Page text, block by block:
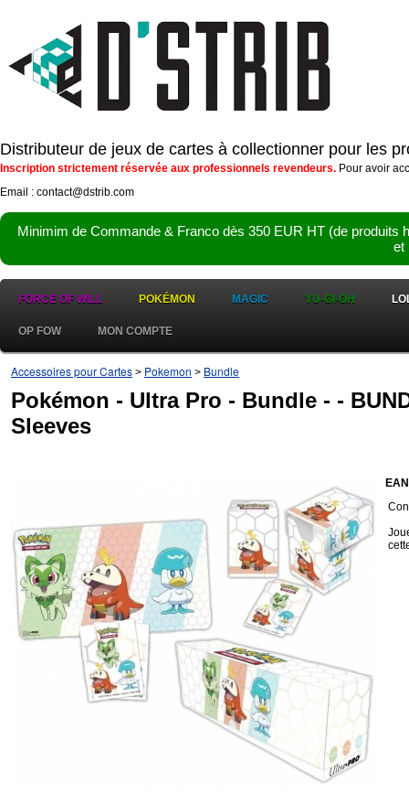
Distributeur de jeux de cartes à collectionner pour les
Inscription strictement réservée aux professionnels revendeurs. Pour avoir
Email : contact@dstrib.com
Minimim de Commande & Franco dès 350 EUR HT (de
et
FORCE OF WILL POKÉMON MAGIC YU-GI-OH
OP FOW MON COMPTE
Accessoires pour Cartes > Pokemon > Bundle
Pokémon - Ultra Pro - Bundle - -
Sleeves